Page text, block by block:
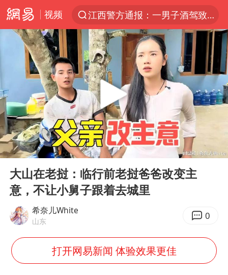
视频
江西警方通报：一男子酒驾致7人受伤
夏日经济乘热而上 消费市场向新而行
陈丽君提名百花奖最佳新人奖
浙江省甬江发生2026年第1号洪水
白海豚对华东华北影响会大于巴威
南航回应深圳飞无锡航班起飞时遭雷击
《披荆斩棘2026》阵容官宣
肖国栋晋级 特鲁姆普爆冷出局
以军士兵把枪口对准中国记者
Play
00:00 08:04
大山在老挝：临行前老挝爸爸改变主
意，不让小舅子跟着去城里
希奈儿White
山东 0
打开网易新闻 体验效果更佳